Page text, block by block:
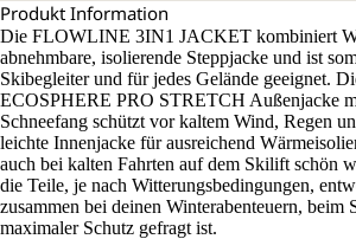
Produkt Information
Die FLOWLINE 3IN1 JACKET kombiniert
abnehmbare, isolierende Steppjacke und ist
Skibegleiter und für jedes Gelände geeignet.
ECOSPHERE PRO STRETCH Außenjacke
Schneefang schützt vor kaltem Wind, Regen
leichte Innenjacke für ausreichend
auch bei kalten Fahrten auf dem Skilift schön
die Teile, je nach Witterungsbedingungen,
zusammen bei deinen Winterabenteuern, beim
maximaler Schutz gefragt ist.